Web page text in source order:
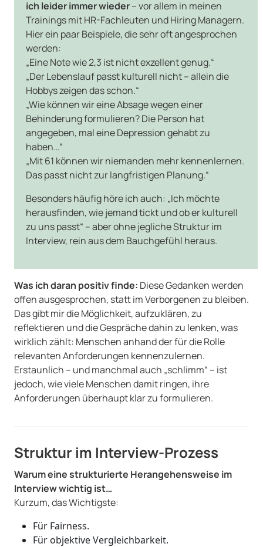
ich leider immer wieder– vor allem in meinen
Trainings mit HR-Fachleuten und Hiring Managern.
Hier ein paar Beispiele, die sehr oft angesprochen
werden:
„Eine Note wie 2,3 ist nicht exzellent genug.“
„Der Lebenslauf passt kulturell nicht – allein die
Hobbys zeigen das schon.“
„Wie können wir eine Absage wegen einer
Behinderung formulieren? Die Person hat
angegeben, mal eine Depression gehabt zu
haben…“
„Mit 61 können wir niemanden mehr kennenlernen.
Das passt nicht zur langfristigen Planung.“
Besonders häufig höre ich auch: „Ich möchte
herausfinden, wie jemand tickt und ob er kulturell
zu uns passt“ – aber ohne jegliche Struktur im
Interview, rein aus dem Bauchgefühl heraus.
Was ich daran positiv finde: Diese Gedanken werden
offen ausgesprochen, statt im Verborgenen zu bleiben.
Das gibt mir die Möglichkeit, aufzuklären, zu
reflektieren und die Gespräche dahin zu lenken, was
wirklich zählt: Menschen anhand der für die Rolle
relevanten Anforderungen kennenzulernen.
Erstaunlich – und manchmal auch „schlimm“ – ist
jedoch, wie viele Menschen damit ringen, ihre
Anforderungen überhaupt klar zu formulieren.
Struktur im Interview-Prozess
Warum eine strukturierte Herangehensweise im
Interview wichtig ist…
Kurzum, das Wichtigste:
Für Fairness.
Für objektive Vergleichbarkeit.